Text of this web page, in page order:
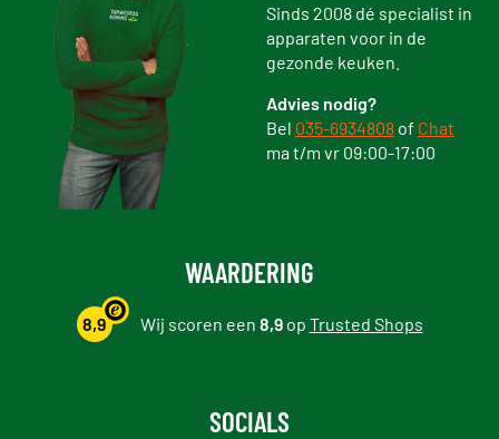
Sinds 2008 dé specialist in
apparaten voor in de
gezonde keuken.
Advies nodig?
Bel 035-6934808 of Chat
ma t/m vr 09:00-17:00
WAARDERING
8,9 Wij scoren een 8,9op Trusted Shops
SOCIALS